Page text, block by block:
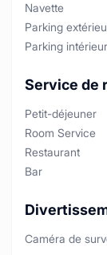
Navette
Parking
Parking intérieur
Service de
Petit-déjeuner
Room Service
Restaurant
Bar
Caméra de